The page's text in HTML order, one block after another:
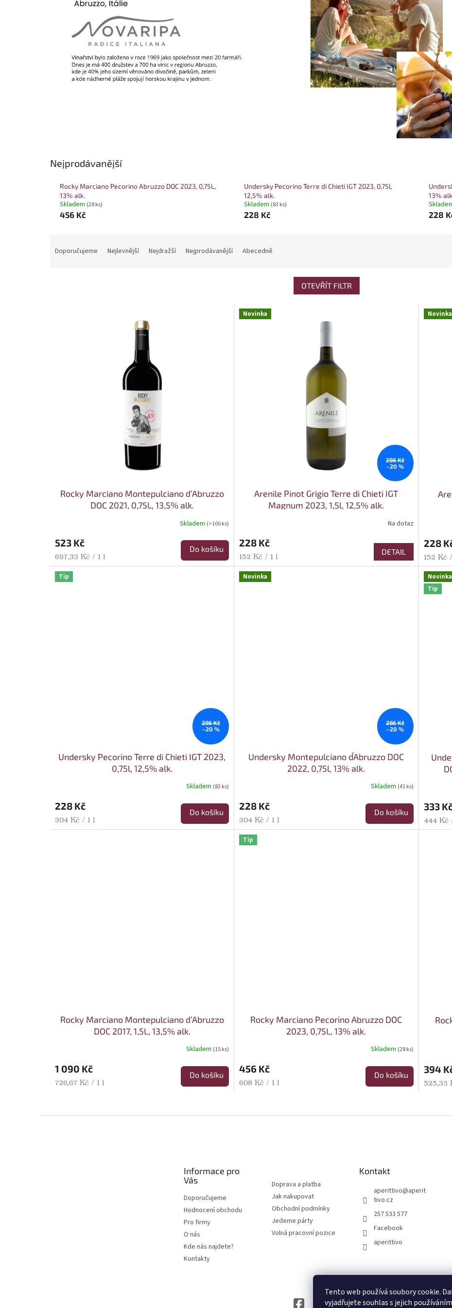
Tento web používá soubory cookie.
vyjadřujete souhlas s jejich
Nejprodávanější
Rocky Marciano Pecorino Abruzzo DOC 2023, 0,75L,
13% alk.
Skladem (28 ks)
456 Kč
Undersky Pecorino Terre di Chieti IGT 2023, 0,75l,
12,5% alk.
Skladem (83 ks)
228 Kč
13%
228
Doporučujeme Nejlevnější Nejdražší Nejprodávanější Abecedně
OTEVŘÍT FILTR
Rocky Marciano Montepulciano d’Abruzzo
DOC 2021, 0,75L, 13,5% alk.
Skladem (>100 ks)
523 Kč
Měrná cena:
697,33 Kč / 1 l
Do košíku
Novinka
286 Kč
–20 %
Arenile Pinot Grigio Terre di Chieti IGT
Magnum 2023, 1,5l, 12,5% alk.
Na dotaz
228 Kč
Měrná cena:
152 Kč / 1 l
DETAIL
Novinka
228
Měrná
152 Kč
Tip
286 Kč
–20 %
Undersky Pecorino Terre di Chieti IGT 2023,
0,75l, 12,5% alk.
Skladem (83 ks)
228 Kč
Měrná cena:
304 Kč / 1 l
Do košíku
Novinka
286 Kč
–20 %
Undersky Montepulciano d´Abruzzo DOC
2022, 0,75l, 13% alk.
Skladem (41 ks)
228 Kč
Měrná cena:
304 Kč / 1 l
Do košíku
Novinka
Tip
333
Měrná
444 Kč
Rocky Marciano Montepulciano d’Abruzzo
DOC 2017, 1,5L, 13,5% alk.
Skladem (15 ks)
1 090 Kč
Měrná cena:
726,67 Kč / 1 l
Do košíku
Tip
Rocky Marciano Pecorino Abruzzo DOC
2023, 0,75L, 13% alk.
Skladem (28 ks)
456 Kč
Měrná cena:
608 Kč / 1 l
Do košíku 394
Měrná
525,33
Informace pro
Vás
Doporučujeme
Hodnocení obchodu
Pro firmy
O nás
Kde nás najdete?
Kontakty
Doprava a platba
Jak nakupovat
Obchodní podmínky
Jedeme párty
Volná pracovní pozice
Kontakt
aperittivo@aperit
tivo.cz
257 533 577
Facebook
aperittivo